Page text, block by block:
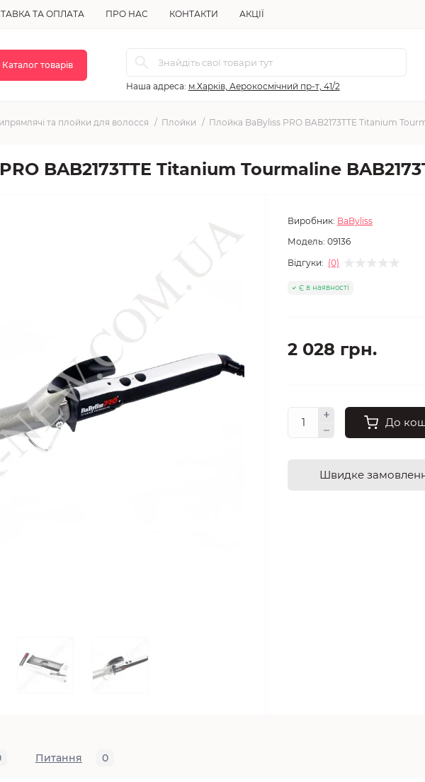
ТА ОПЛАТА ПРО НАС КОНТАКТИ АКЦІЇ
Каталог товарів
Наша адреса: м.Харків, Аерокосмічний пр-т, 41/2
та плойки для волосся Плойки Плойка BaByliss PRO BAB2173TTE Titanium
BAB2173TTE Titanium Tourmaline
Виробник: BaByliss
Модель: 09136
Відгуки: (0)
Є в наявності
2 028 грн.
До
Швидке
Питання 0